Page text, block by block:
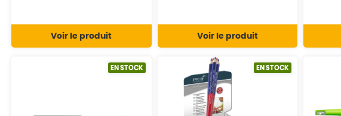
Voir le produit Voir le produit
EN STOCK EN STOCK